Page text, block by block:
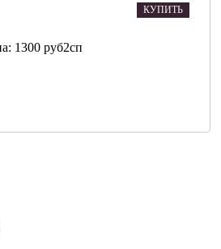
КУПИТЬ
1300 руб2сп